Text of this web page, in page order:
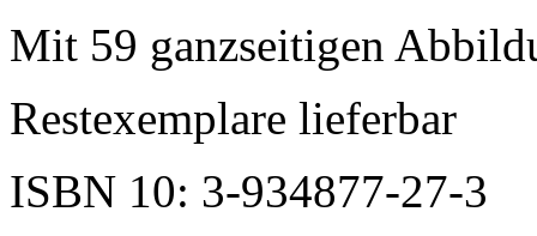
Mit 59 ganzseitigen
Restexemplare lieferbar
ISBN 10: 3-934877-27-3